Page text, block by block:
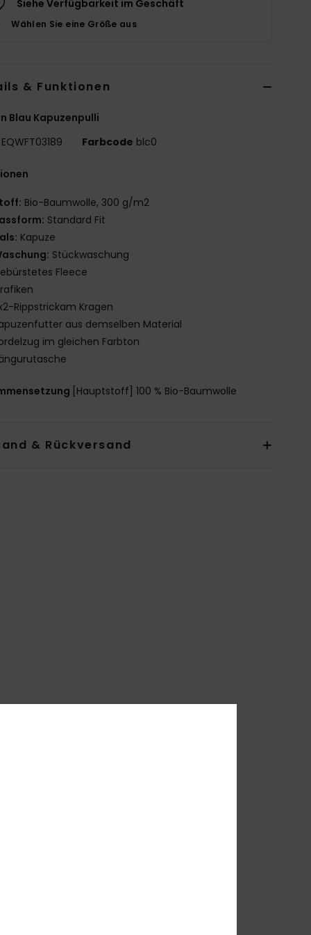
Siehe Verfügbarkeit im Geschäft
Wählen Sie eine Größe aus
& Funktionen
Blau Kapuzenpulli
EQWFT03189 Farbcode blc0
Bio-Baumwolle, 300 g/m2
Standard Fit
Kapuze
Stückwaschung
Fleece
Rippstrickam Kragen
aus demselben Material
im gleichen Farbton
[Hauptstoff] 100 % Bio-Baumwolle
& Rückversand